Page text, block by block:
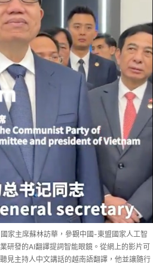
家主席蘇林訪華，參觀中國-東盟國家人工智
研發的AI翻譯提詞智能眼鏡。從網上的影片可
見主持人中文講話的越南語翻譯，他並讓隨行